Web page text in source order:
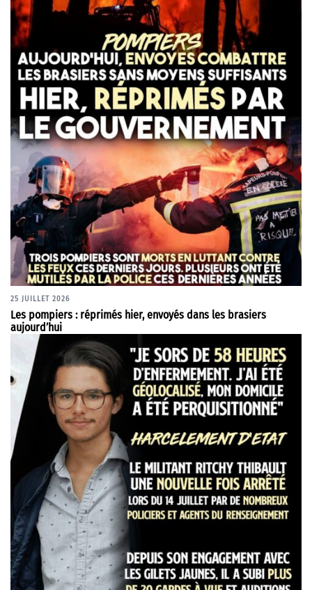
25 JUILLET 2026
Les pompiers : réprimés hier, envoyés dans les brasiers
aujourd’hui